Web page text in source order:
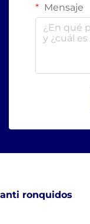
Mensaje
anti ronquidos